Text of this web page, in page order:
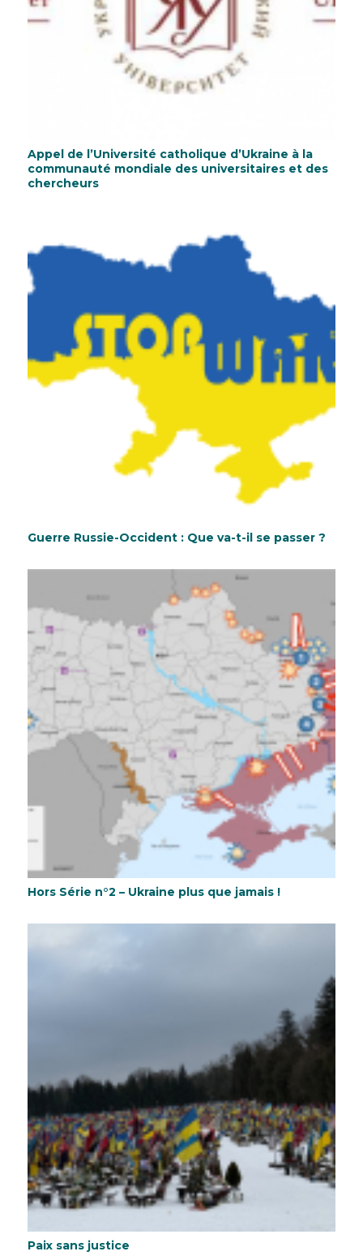
Appel de l’Université catholique d’Ukraine à la
communauté mondiale des universitaires et des
chercheurs
Guerre Russie-Occident : Que va-t-il se passer ?
Hors Série n°2 – Ukraine plus que jamais !
Paix sans justice